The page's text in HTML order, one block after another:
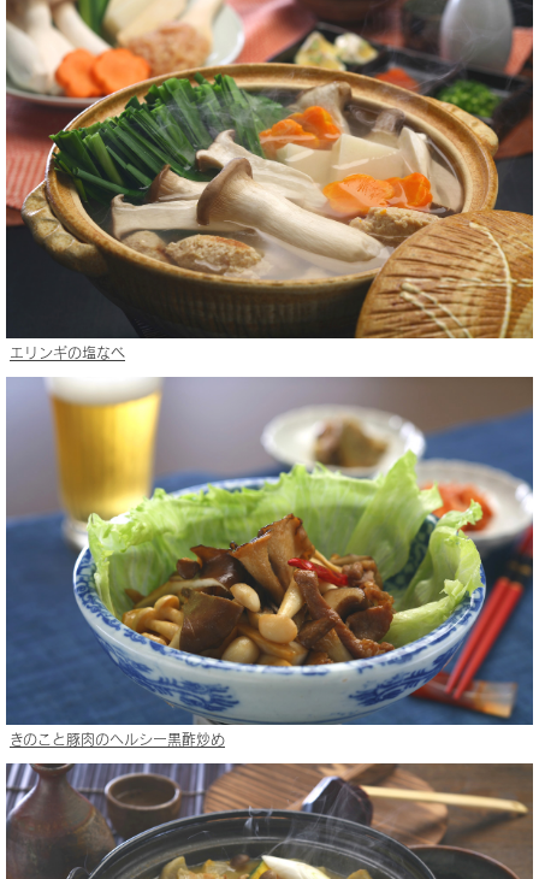
エリンギの塩なべ
きのこと豚肉のヘルシー黒酢炒め